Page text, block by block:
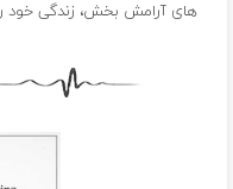
های آرامش بخش، زندگی خود